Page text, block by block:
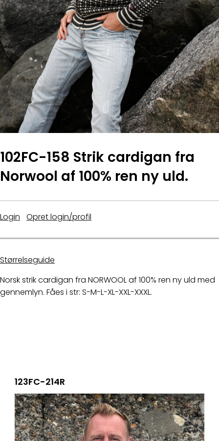
102FC-158 Strik cardigan fra
Norwool af 100% ren ny uld.
Login Opret login/profil
Størrelseguide
Norsk strik cardigan fra NORWOOL af 100% ren ny uld med
gennemlyn. Fåes i str: S-M-L-XL-XXL-XXXL.
123FC-214R